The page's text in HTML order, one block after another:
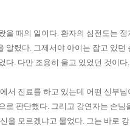
을 때의 일이다. 환자의 심전도는 정
알렸다. 그제서야 아이는 잡고 있던
다. 다만 조용히 울고 있었던 것이다.
서 진료를 하고 있는데 어떤 신부
로 판단했다. 그리고 강연자는 손님
을 모르겠냐고 물었다. 그는 바로